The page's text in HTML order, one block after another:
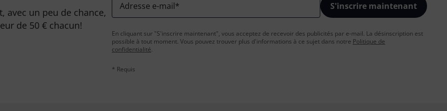
avec un peu de chance,
de 50 € chacun!
Adresse e-mail* S'inscrire maintenant
En cliquant sur "S'inscrire maintenant", vous acceptez de recevoir des publicités par e-mail. La désinscription est
possible à tout moment. Vous pouvez trouver plus d'informations à ce sujet dans notre Politique de
confidentialité.
* Requis